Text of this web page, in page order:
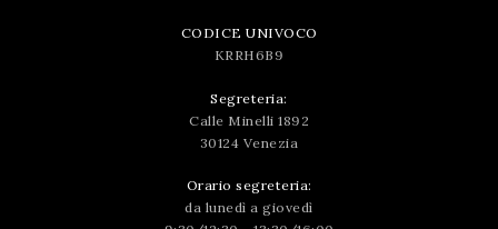
CODICE UNIVOCO
KRRH6B9
Segreteria:
Calle Minelli 1892
30124 Venezia
Orario segreteria:
da lunedì a giovedì